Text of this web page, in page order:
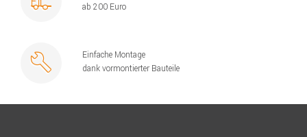
ab 200 Euro
Einfache Montage
dank vormontierter Bauteile